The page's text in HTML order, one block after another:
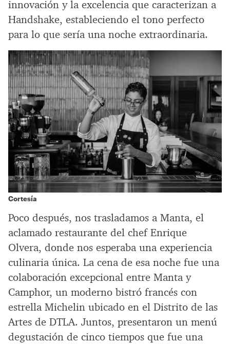
innovación y la excelencia que caracterizan a
Handshake, estableciendo el tono perfecto
para lo que sería una noche extraordinaria.
Cortesía
Poco después, nos trasladamos a Manta, el
aclamado restaurante del chef Enrique
Olvera, donde nos esperaba una experiencia
culinaria única. La cena de esa noche fue una
colaboración excepcional entre Manta y
Camphor, un moderno bistró francés con
estrella Michelin ubicado en el Distrito de las
Artes de DTLA. Juntos, presentaron un menú
degustación de cinco tiempos que fue una